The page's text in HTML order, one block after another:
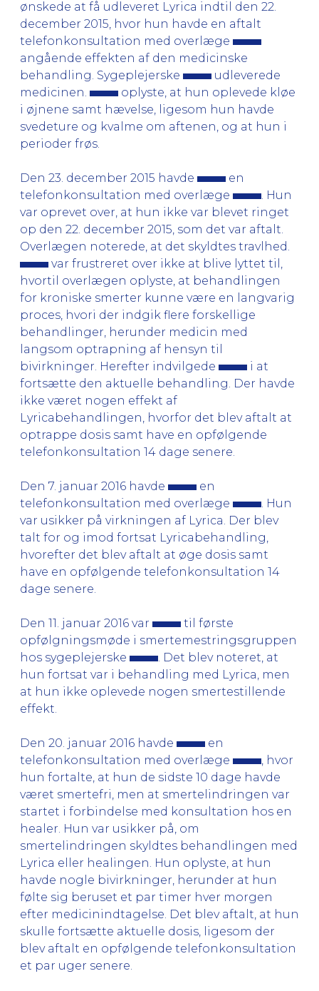
ønskede at få udleveret Lyrica indtil den 22.
december 2015, hvor hun havde en aftalt
telefonkonsultation med overlæge
angående effekten af den medicinske
behandling. Sygeplejerske
udleverede
medicinen.
oplyste, at hun oplevede kløe
i øjnene samt hævelse, ligesom hun havde
svedeture og kvalme om aftenen, og at hun i
perioder frøs.
Den 23. december 2015 havde
en
telefonkonsultation med overlæge
. Hun
var oprevet over, at hun ikke var blevet ringet
op den 22. december 2015, som det var aftalt.
Overlægen noterede, at det skyldtes travlhed.
var frustreret over ikke at blive lyttet til,
hvortil overlægen oplyste, at behandlingen
for kroniske smerter kunne være en langvarig
proces, hvori der indgik flere forskellige
behandlinger, herunder medicin med
langsom optrapning af hensyn til
bivirkninger. Herefter indvilgede
i at
fortsætte den aktuelle behandling. Der havde
ikke været nogen effekt af
Lyricabehandlingen, hvorfor det blev aftalt at
optrappe dosis samt have en opfølgende
telefonkonsultation 14 dage senere.
Den 7. januar 2016 havde
en
telefonkonsultation med overlæge
. Hun
var usikker på virkningen af Lyrica. Der blev
talt for og imod fortsat Lyricabehandling,
hvorefter det blev aftalt at øge dosis samt
have en opfølgende telefonkonsultation 14
dage senere.
Den 11. januar 2016 var
til første
opfølgningsmøde i smertemestringsgruppen
hos sygeplejerske
. Det blev noteret, at
hun fortsat var i behandling med Lyrica, men
at hun ikke oplevede nogen smertestillende
effekt.
Den 20. januar 2016 havde
en
telefonkonsultation med overlæge
, hvor
hun fortalte, at hun de sidste 10 dage havde
været smertefri, men at smertelindringen var
startet i forbindelse med konsultation hos en
healer. Hun var usikker på, om
smertelindringen skyldtes behandlingen med
Lyrica eller healingen. Hun oplyste, at hun
havde nogle bivirkninger, herunder at hun
følte sig beruset et par timer hver morgen
efter medicinindtagelse. Det blev aftalt, at hun
skulle fortsætte aktuelle dosis, ligesom der
blev aftalt en opfølgende telefonkonsultation
et par uger senere.